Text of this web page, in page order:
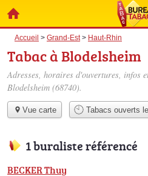
Accueil > Grand-Est> Haut-Rhin
Tabac à Blodelsheim
Adresses, horaires d'ouvertures, infos
Blodelsheim (68740).
Vue carte Tabacs ouverts
1 buraliste référencé
BECKER Thuy